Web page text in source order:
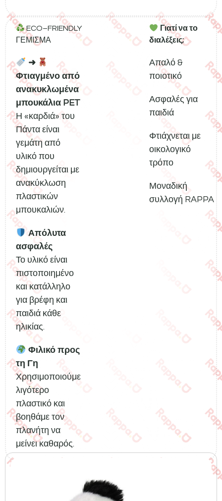
ECO–FRIENDLY
ΓΕΜΙΣΜΑ
➜
Φτιαγμένο από
ανακυκλωμένα
μπουκάλια PET
Η «καρδιά» του
Πάντα είναι
γεμάτη από
υλικό που
δημιουργείται με
ανακύκλωση
πλαστικών
μπουκαλιών.
Απόλυτα
ασφαλές
Το υλικό είναι
πιστοποιημένο
και κατάλληλο
για βρέφη και
παιδιά κάθε
ηλικίας.
Φιλικό προς
τη Γη
Χρησιμοποιούμε
λιγότερο
πλαστικό και
βοηθάμε τον
πλανήτη να
μείνει καθαρός.
Γιατί να το
διαλέξεις;
Απαλό &
ποιοτικό
Ασφαλές για
παιδιά
Φτιάχνεται με
οικολογικό
τρόπο
Μοναδική
συλλογή RAPPA